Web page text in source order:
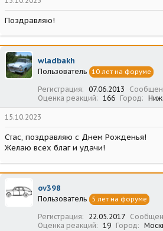
Поздравляю!
wladbakh
Пользователь 10 лет на форуме
Регистрация 07.06.2013
Оценка реакций
166 Город
15.10.2023
Стас, поздравляю с Днем Рожденья!
Желаю всех благ и удачи!
ov398
Пользователь 5 лет на форуме
Регистрация 22.05.2017
Оценка реакций
19 Город